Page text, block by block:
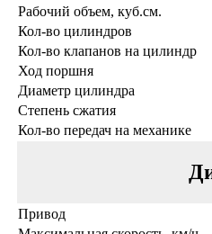
Рабочий объем, куб.см.
Кол-во цилиндров
Кол-во клапанов на цилиндр
Ход поршня
Диаметр цилиндра
Степень сжатия
Кол-во передач на механике
Привод